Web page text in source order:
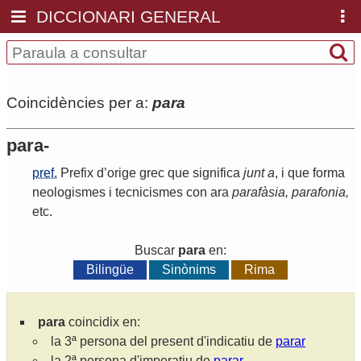
DICCIONARI GENERAL
Coincidències per a: para
para-
pref. Prefix d’orige grec que significa junt a, i que forma
neologismes i tecnicismes con ara parafàsia, parafonia,
etc.
Buscar para en:
Bilingüe
Sinònims Rima
para coincidix en:
la 3ª persona del present d'indicatiu de parar